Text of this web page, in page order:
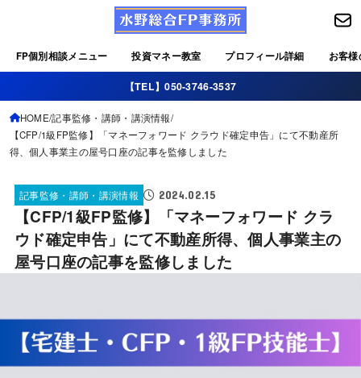
FP個別相談メニュー 投資マネー教室 プロフィール詳細 お客
【TEL】050-3746-3537
HOME 記事監修・講師・講演情報
【CFP/1級FP監修】「マネーフォワード クラウド確定申告」にて不動産所
得、個人事業主の屋号口座の記事を監修しました
記事監修・講師・講演情報 2024.02.15
【CFP/1級FP監修】「マネーフォワード クラ
ウド確定申告」にて不動産所得、個人事業主の
屋号口座の記事を監修しました